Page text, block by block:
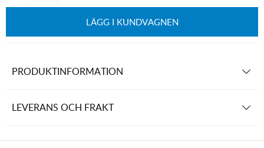
LÄGG I KUNDVAGNEN
PRODUKTINFORMATION
LEVERANS OCH FRAKT